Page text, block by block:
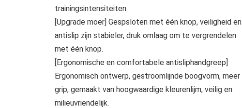
trainingsintensiteiten.
[Upgrade moer] Gespsloten met één knop, veiligheid en
antislip zijn stabieler, druk omlaag om te vergrendelen
met één knop.
[Ergonomische en comfortabele antisliphandgreep]
Ergonomisch ontwerp, gestroomlijnde boogvorm, meer
grip, gemaakt van hoogwaardige kleurenlijm, veilig en
milieuvriendelijk.